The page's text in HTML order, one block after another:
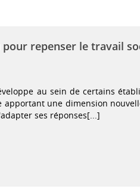
repenser le travail
au sein de certains
apportant une dimension
ses réponses[...]